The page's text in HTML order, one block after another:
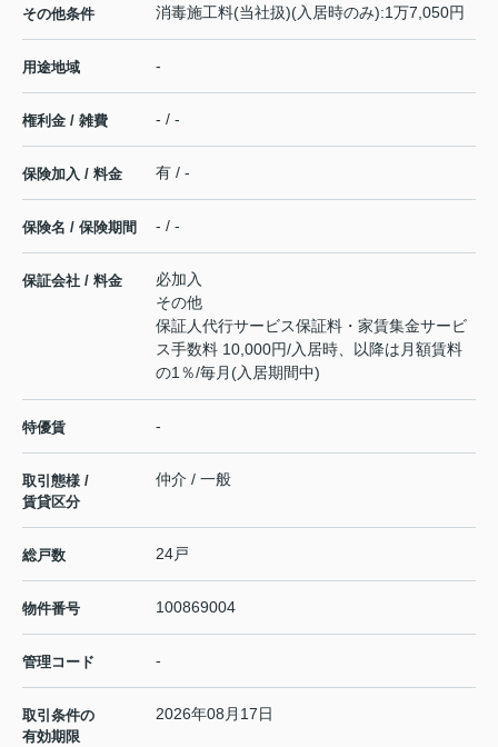
その他条件 消毒施工料(当社扱)(入居時のみ):1万7,050円
用途地域 -
権利金 / 雑費 - / -
保険加入 / 料金 有 / -
保険名 / 保険期間 - / -
保証会社 / 料金
必加入
その他
保証人代行サービス保証料・家賃集金サービ
ス手数料 10,000円/入居時、以降は月額賃料
の1％/毎月(入居期間中)
特優賃 -
取引態様 /
賃貸区分
仲介 / 一般
総戸数 24戸
物件番号 100869004
管理コード -
取引条件の
有効期限
2026年08月17日